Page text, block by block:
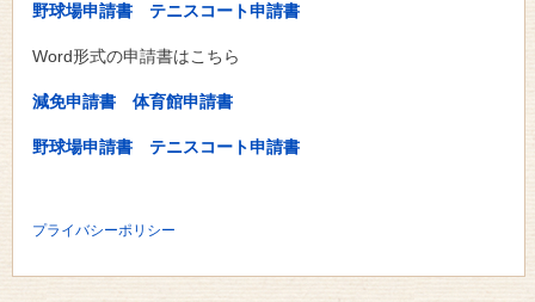
野球場申請書 テニスコート申請書
Word形式の申請書はこちら
減免申請書 体育館申請書
野球場申請書 テニスコート申請書
プライバシーポリシー